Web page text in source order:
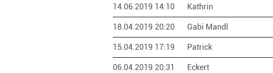
14.06.2019 14:10 Kathrin
18.04.2019 20:20 Gabi Mandl
15.04.2019 17:19 Patrick
06.04.2019 20:31 Eckert